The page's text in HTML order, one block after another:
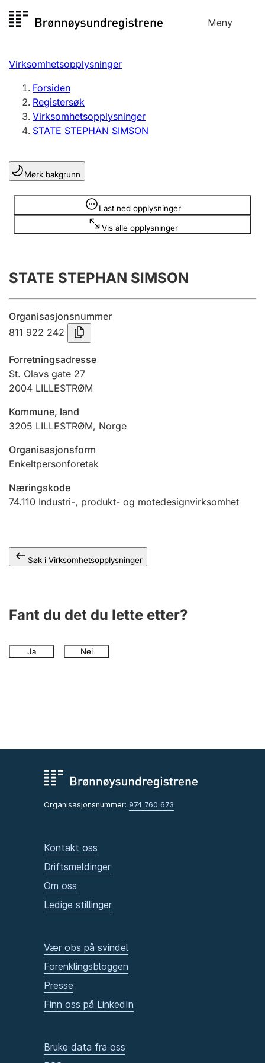
til
Meny
Registersøk
Aksjeselskap
Enkeltpersonforetak
Registrere, endre, slette
Lag og forening
Registrere, endre, slette
Årsregnskap
Innsending og forsinkelsesgebyr
Tinglysing
Jeger
Ektepaktveileder
Offentlig sektor
Virksomhetsopplysninger
Forsiden
Registersøk
Virksomhetsopplysninger
STATE STEPHAN SIMSON
Mørk bakgrunn
Last ned opplysninger
Vis alle opplysninger
Opplysninger er skjult
STATE STEPHAN SIMSON
Organisasjonsnummer
811 922 242
Forretningsadresse
St. Olavs gate 27
2004 LILLESTRØM
Kommune, land
3205 LILLESTRØM, Norge
Organisasjonsform
Enkeltpersonforetak
Næringskode
74.110 Industri-, produkt- og motedesignvirksomhet
Søk i Virksomhetsopplysninger
Fant du det du lette etter?
Ja Nei
Organisasjonsnummer: 974 760 673
Kontakt oss
Driftsmeldinger
Om oss
Ledige stillinger
Vær obs på svindel
Forenklingsbloggen
Presse
Finn oss på LinkedIn
Bruke data fra oss